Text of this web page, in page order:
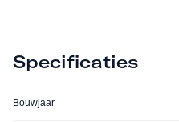
Specificaties
Bouwjaar